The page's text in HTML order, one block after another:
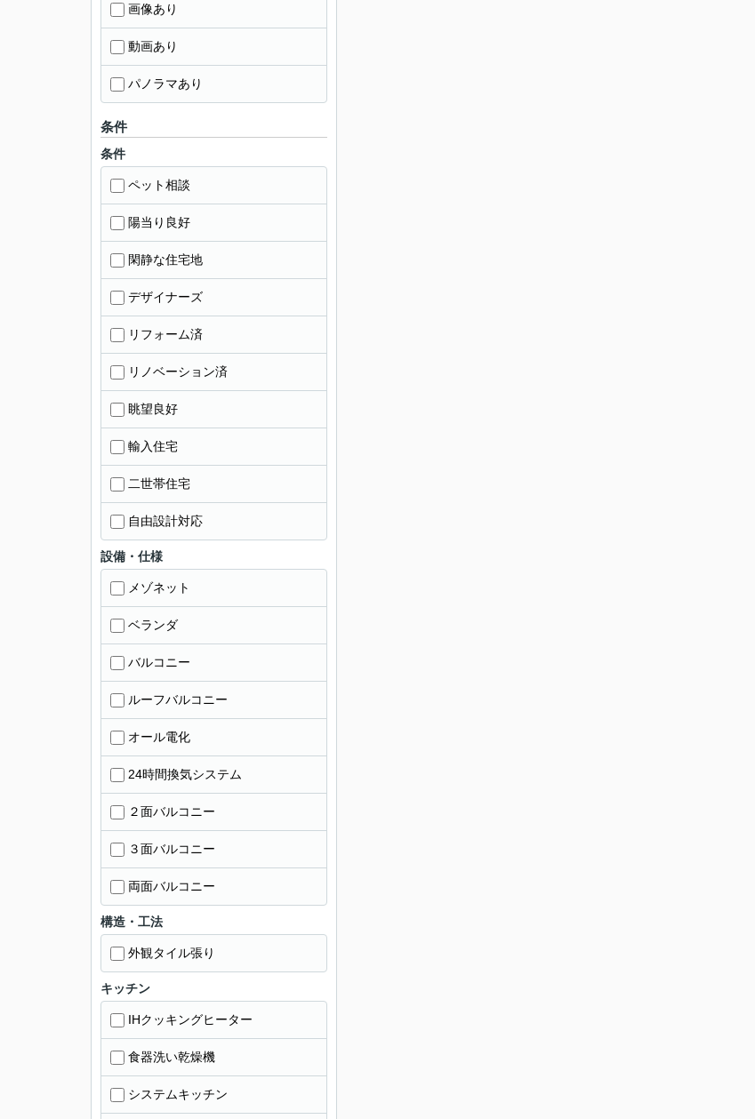
画像あり
動画あり
パノラマあり
条件
条件
ペット相談
陽当り良好
閑静な住宅地
デザイナーズ
リフォーム済
リノベーション済
眺望良好
輸入住宅
二世帯住宅
自由設計対応
設備・仕様
メゾネット
ベランダ
バルコニー
ルーフバルコニー
オール電化
24時間換気システム
２面バルコニー
３面バルコニー
両面バルコニー
構造・工法
外観タイル張り
キッチン
IHクッキングヒーター
食器洗い乾燥機
システムキッチン